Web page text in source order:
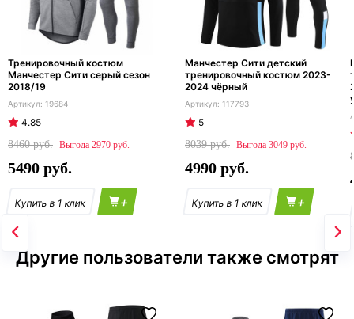
Тренировочный костюм
Манчестер Сити серый сезон
2018/19
19684
4.85
8460
2970
5490
+
Манчестер Сити детский
тренировочный костюм 2023-
2024 чёрный
117793
5
8039
3049
4990
+
Другие пользователи также смотрят